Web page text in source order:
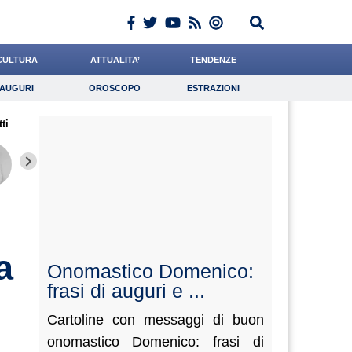
ATTUALITA’ TENDENZE
Auguri Oroscopo Estrazioni
AUGURI OROSCOPO ESTRAZIONI
Onomastico Domenico:
frasi di auguri e ...
Cartoline con messaggi di buon
onomastico Domenico: frasi di